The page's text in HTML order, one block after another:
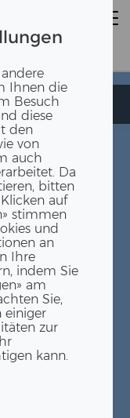
Ihnen die
Besuch
diese
den
von
auch
Da
bitten
auf
stimmen
und
an
Ihre
indem Sie
am
Sie,
einiger
zur
kann.
Sylvana
Sylvana